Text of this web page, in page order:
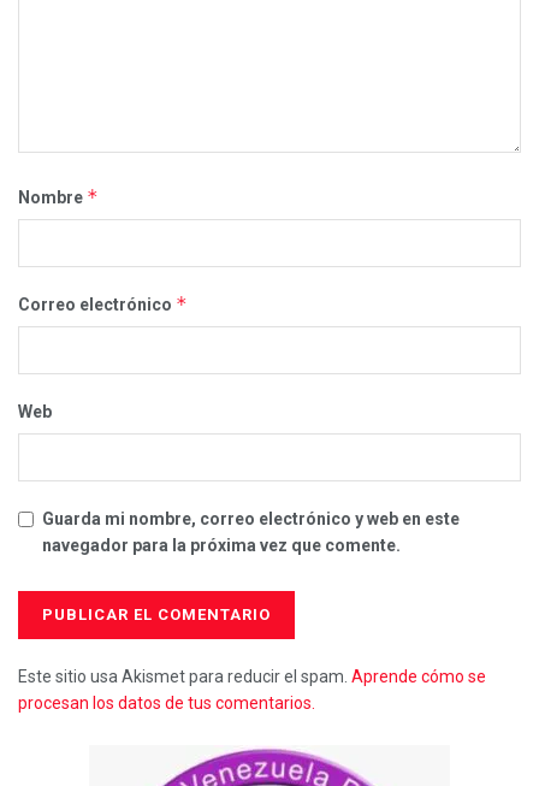
Nombre *
Correo electrónico *
Web
Guarda mi nombre, correo electrónico y web en este
navegador para la próxima vez que comente.
Este sitio usa Akismet para reducir el spam. Aprende cómo se
procesan los datos de tus comentarios.